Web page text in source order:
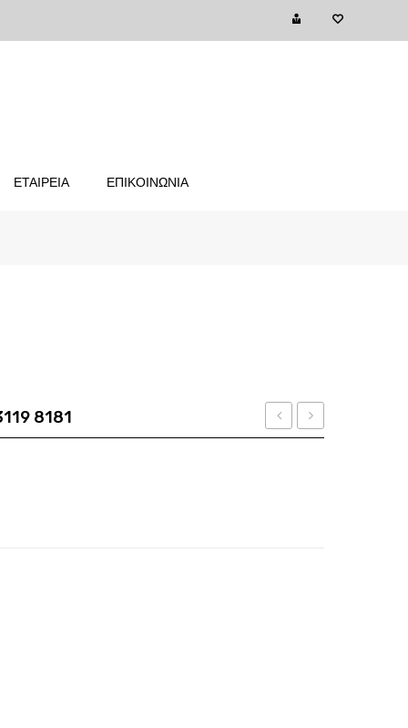
ΕΤΑΙΡΕΙΑ ΕΠΙΚΟΙΝΩΝΙΑ
EXCHANGE
BURCH
8181